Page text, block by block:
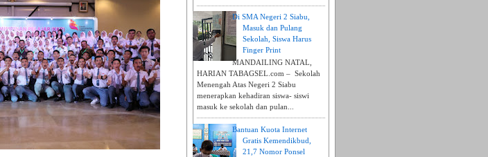
Di SMA Negeri 2 Siabu,
Masuk dan Pulang
Sekolah, Siswa Harus
Finger Print
MANDAILING NATAL,
HARIAN TABAGSEL.com – Sekolah
Menengah Atas Negeri 2 Siabu
menerapkan kehadiran siswa- siswi
masuk ke sekolah dan pulan...
Bantuan Kuota Internet
Gratis Kemendikbud,
21,7 Nomor Ponsel